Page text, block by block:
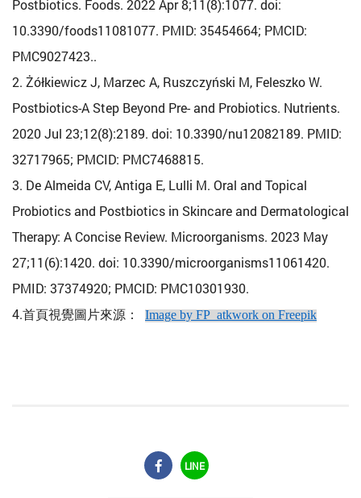
Postbiotics. Foods. 2022 Apr 8;11(8):1077. doi:
10.3390/foods11081077. PMID: 35454664; PMCID:
PMC9027423..
2. Żółkiewicz J, Marzec A, Ruszczyński M, Feleszko W.
Postbiotics-A Step Beyond Pre- and Probiotics. Nutrients.
2020 Jul 23;12(8):2189. doi: 10.3390/nu12082189. PMID:
32717965; PMCID: PMC7468815.
3. De Almeida CV, Antiga E, Lulli M. Oral and Topical
Probiotics and Postbiotics in Skincare and Dermatological
Therapy: A Concise Review. Microorganisms. 2023 May
27;11(6):1420. doi: 10.3390/microorganisms11061420.
PMID: 37374920; PMCID: PMC10301930.
4.首頁視覺圖片來源：
Image by FP_atkwork on Freepik
LINE